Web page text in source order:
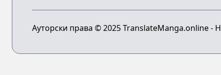
Ауторски права © 2025 TranslateManga.online -